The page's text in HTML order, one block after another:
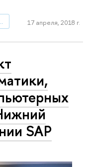
Новгород) 17 апреля, 2018 г.
SAP